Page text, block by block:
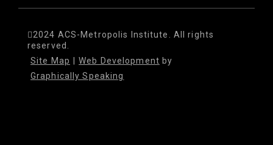
2024 ACS-Metropolis Institute. All rights
reserved.
Site Map
Web Development by
Graphically Speaking